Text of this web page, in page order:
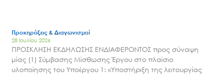
Προκηρύξεις & Διαγωνισμοί
28 Ιουλίου 2026
ΠΡΟΣΚΛΗΣΗ ΕΚΔΗΛΩΣΗΣ ΕΝΔΙΑΦΕΡΟΝΤΟΣ προς σύναψη
μίας (1) Σύμβασης Μίσθωσης Έργου στο πλαίσιο
υλοποίησης του Υποέργου 1: «Υποστήριξη της λειτουργίας